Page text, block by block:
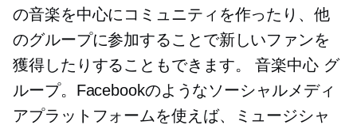
の音楽を中心にコミュニティを作ったり、他
のグループに参加することで新しいファンを
獲得したりすることもできます。音楽中心 グ
ループ。Facebookのようなソーシャルメディ
アプラットフォームを使えば、ミュージシャ